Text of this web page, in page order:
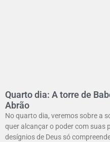
Quarto dia: A torre de
Abrão
No quarto dia, veremos sobre a
quer alcançar o poder com suas
desígnios de Deus só